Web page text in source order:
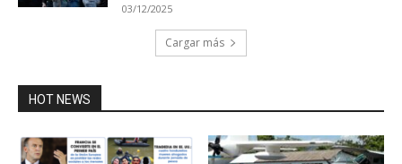
03/12/2025
Cargar más
HOT NEWS